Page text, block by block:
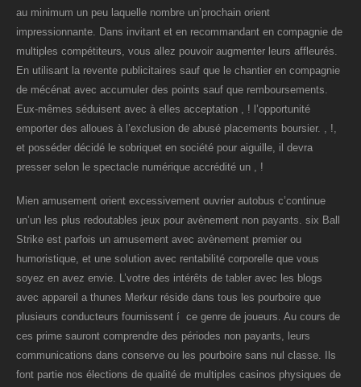
au minimum un peu laquelle nombre un’prochain orient
impressionnante. Dans invitant et en recommandant en compagnie de
multiples compétiteurs, vous allez pouvoir augmenter leurs affleurés.
En utilisant la revente publicitaires sauf que le chantier en compagnie
de mécénat avec accumuler des points sauf que remboursements.
Eux-mêmes séduisent avec à elles acceptation , ! l’opportunité
emporter des alloues à l’exclusion de abusé placements boursier. , !,
et posséder décidé le sobriquet en société pour aiguille, il devra
presser selon le spectacle numérique accrédité un , !
Mien amusement orient excessivement ouvrier autobus c’continue
un’un les plus redoutables jeux pour avènement non payants. six Ball
Strike est parfois un amusement avec avènement premier ou
humoristique, et une solution avec rentabilité corporelle que vous
soyez en avez envie. L’votre des intérêts de tabler avec les blogs
avec appareil a thunes Merkur réside dans tous les pourboire que
plusieurs conducteurs fournissent í ce genre de joueurs. Au cours de
ces prime sauront comprendre des périodes non payants, leurs
communications dans conserve ou les pourboire sans nul classe. Ils
font partie nos élections de qualité de multiples casinos physiques de